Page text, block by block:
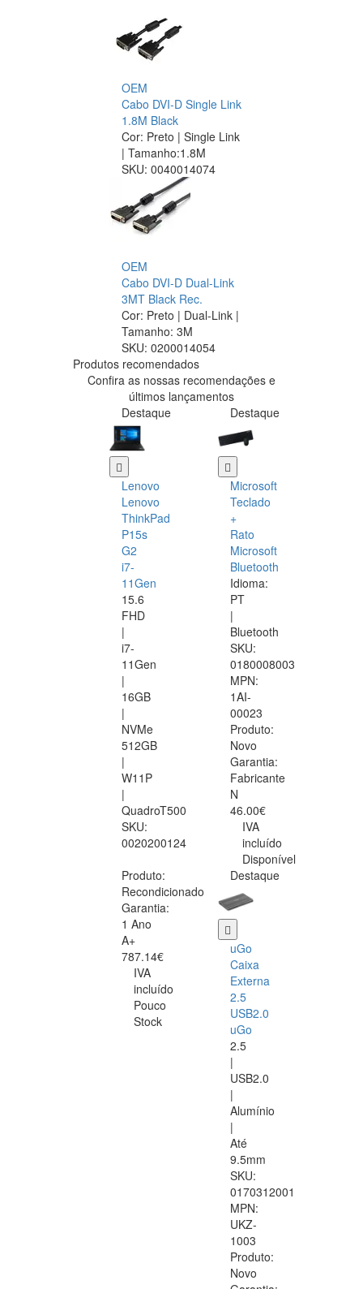
OEM
Cabo DVI-D Single Link
1.8M Black
Cor: Preto | Single Link
| Tamanho:1.8M
SKU: 0040014074
OEM
Cabo DVI-D Dual-Link
3MT Black Rec.
Cor: Preto | Dual-Link |
Tamanho: 3M
SKU: 0200014054
Produtos recomendados
Confira as nossas recomendações e
últimos lançamentos
Destaque
Lenovo
Lenovo
ThinkPad
P15s
G2
i7-
11Gen
15.6
FHD
|
i7-
11Gen
|
16GB
|
NVMe
512GB
|
W11P
|
QuadroT500
SKU:
0020200124
Produto:
Recondicionado
Garantia:
1 Ano
A+
787.14€
IVA
incluído
Pouco
Stock
Destaque
Microsoft
Teclado
+
Rato
Microsoft
Bluetooth
Idioma:
PT
|
Bluetooth
SKU:
0180008003
MPN:
1AI-
00023
Produto:
Novo
Garantia:
Fabricante
N
46.00€
IVA
incluído
Disponível
Destaque
uGo
Caixa
Externa
2.5
USB2.0
uGo
2.5
|
USB2.0
|
Alumínio
|
Até
9.5mm
SKU:
0170312001
MPN:
UKZ-
1003
Produto:
Novo